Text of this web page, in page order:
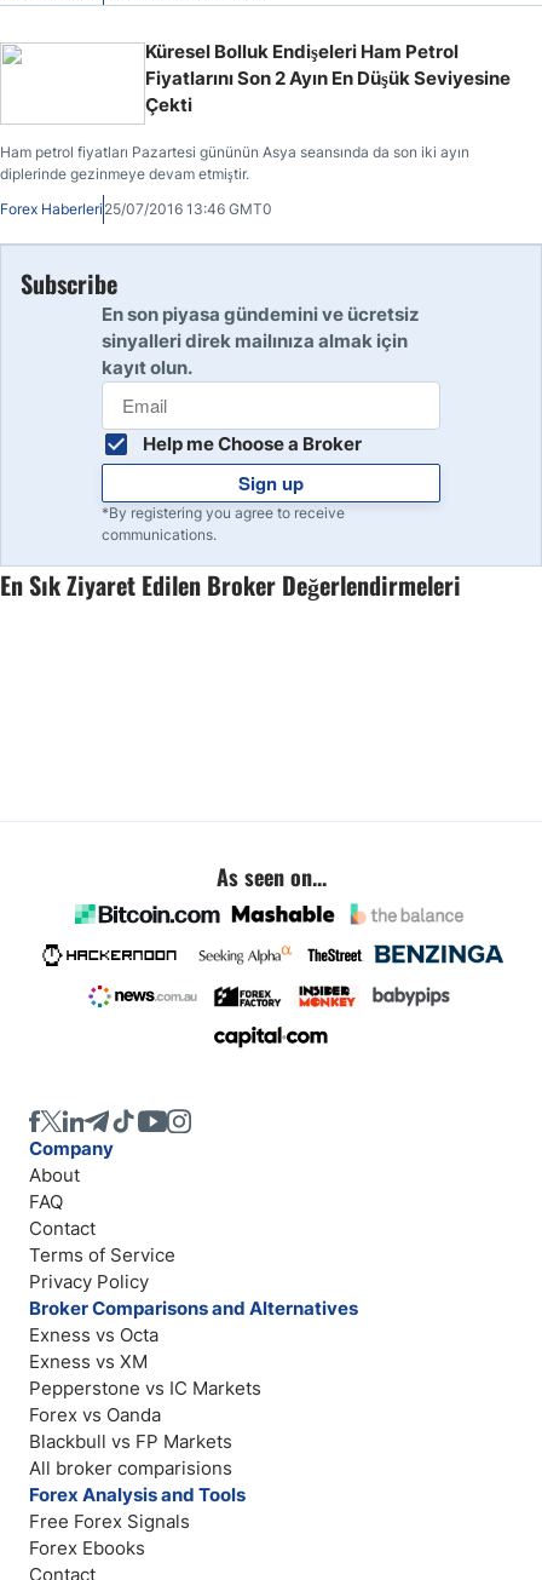
Küresel Bolluk Endişeleri Ham Petrol
Fiyatlarını Son 2 Ayın En Düşük Seviyesine
Çekti
Ham petrol fiyatları Pazartesi gününün Asya seansında da son iki ayın
diplerinde gezinmeye devam etmiştir.
Forex Haberleri 25/07/2016 13:46 GMT0
Subscribe
En son piyasa gündemini ve ücretsiz
sinyalleri direk mailınıza almak için
kayıt olun.
Help me Choose a Broker
Sign up
*By registering you agree to receive
communications.
En Sık Ziyaret Edilen Broker Değerlendirmeleri
As seen on...
Company
About
FAQ
Contact
Terms of Service
Privacy Policy
Broker Comparisons and Alternatives
Exness vs Octa
Exness vs XM
Pepperstone vs IC Markets
Forex vs Oanda
Blackbull vs FP Markets
All broker comparisions
Forex Analysis and Tools
Free Forex Signals
Forex Ebooks
Contact